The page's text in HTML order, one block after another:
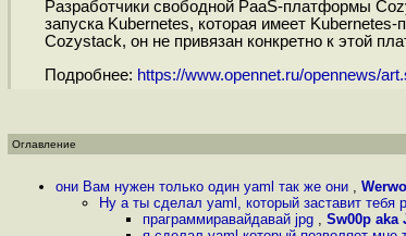
Разработчики свободной PaaS-платформы
запуска Kubernetes, которая имеет
Cozystack, он не привязан конкретно к этой
Подробнее: https://www.opennet.ru/opennews/
Оглавление
они Вам нужен только один yaml так же они ,
Ну а ты сделал yaml, который заставит тебя
праграммиравайдавай jpg , Sw00p aka